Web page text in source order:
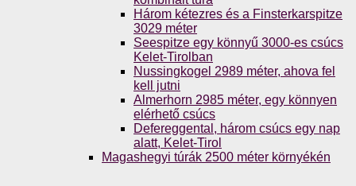
Három kétezres és a Finsterkarspitze
3029 méter
Seespitze egy könnyű 3000-es csúcs
Kelet-Tirolban
Nussingkogel 2989 méter, ahova fel
kell jutni
Almerhorn 2985 méter, egy könnyen
elérhető csúcs
Defereggental, három csúcs egy nap
alatt, Kelet-Tirol
Magashegyi túrák 2500 méter környékén